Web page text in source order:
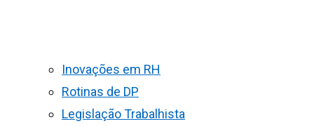
Inovações em RH
Rotinas de DP
Legislação Trabalhista